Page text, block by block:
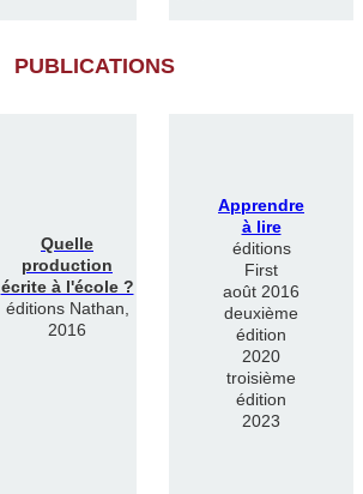
PUBLICATIONS
Quelle
production
écrite à l'école ?
éditions Nathan,
2016
Apprendre
à lire
éditions
First
août 2016
deuxième
édition
2020
troisième
édition
2023